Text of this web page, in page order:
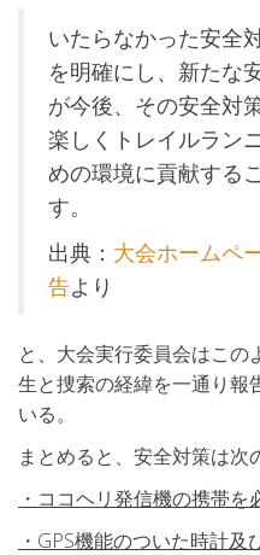
いたらなかった安全
を明確にし、新たな
が今後、その安全対
楽しくトレイルラン
めの環境に貢献する
す。
出典： 大会ホームペ
告より
と、大会実行委員会はこの
生と捜索の経緯を一通り報
いる。
まとめると、安全対策は次
・ココヘリ発信機の携帯を
・GPS機能のついた時計